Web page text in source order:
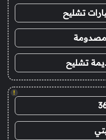
تشليح
مصدومة
تشليح
!